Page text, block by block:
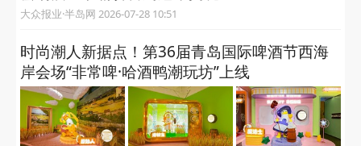
大众报业·半岛网 2026-07-28 10:51
​时尚潮人新据点！第36届青岛国际啤酒节西海
岸会场“非常啤·哈酒鸭潮玩坊”上线